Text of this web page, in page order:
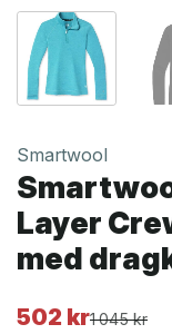
Smartwool
Layer
med
1 045kr
Det
502 kr
Det